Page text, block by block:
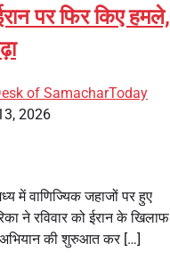
पर फिर किए हमले,
of SamacharToday
2026
में वाणिज्यिक जहाजों पर हुए
ने रविवार को ईरान के खिलाफ
की शुरुआत कर […]